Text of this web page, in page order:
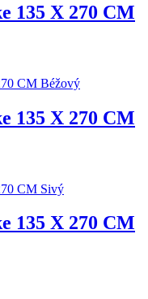
135 X 270 CM
135 X 270 CM
135 X 270 CM